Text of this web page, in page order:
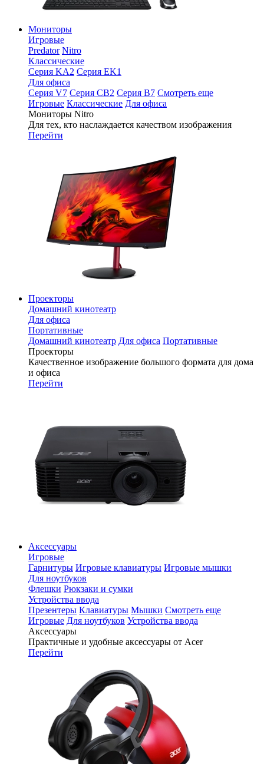
Мониторы
Игровые
Predator Nitro
Классические
Серия KA2 Серия EK1
Для офиса
Серия V7 Серия CB2 Серия B7 Смотреть еще
Игровые Классические Для офиса
Мониторы Nitro
Для тех, кто наслаждается качеством изображения
Перейти
Проекторы
Домашний кинотеатр
Для офиса
Портативные
Домашний кинотеатр Для офиса Портативные
Проекторы
Качественное изображение большого формата для дома
и офиса
Перейти
Аксессуары
Игровые
Гарнитуры Игровые клавиатуры Игровые мышки
Для ноутбуков
Флешки Рюкзаки и сумки
Устройства ввода
Презентеры Клавиатуры Мышки Смотреть еще
Игровые Для ноутбуков Устройства ввода
Аксессуары
Практичные и удобные аксессуары от Acer
Перейти